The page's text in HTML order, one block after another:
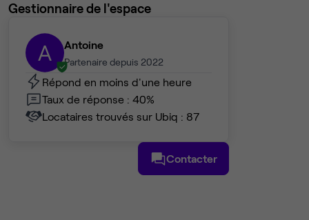
Gestionnaire de l'espace
A Antoine
Partenaire depuis 2022
Répond en moins d'une heure
Taux de réponse : 40%
Locataires trouvés sur Ubiq : 87
Contacter